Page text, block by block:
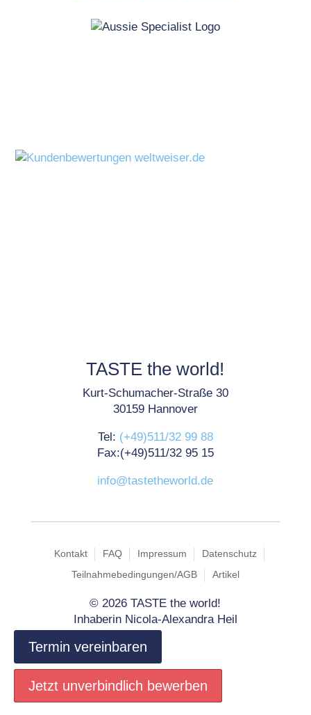
Jetzt unverbindlich bewerben
Jetzt unverbindlich bewerben
Jetzt unverbindlich bewerben
Termin vereinbaren
TASTE the world!
Kurt-Schumacher-Straße 30
30159 Hannover
Tel: (+49)511/32 99 88
Fax:(+49)511/32 95 15
info@tastetheworld.de
Kontakt FAQ Impressum
Datenschutz
Teilnahmebedingungen/AGB
Artikel
©2026 TASTE the world!
Inhaberin Nicola-Alexandra Heil